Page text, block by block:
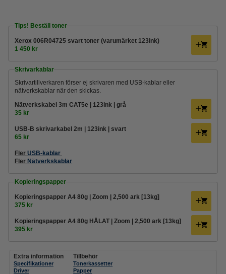
Tips! Beställ toner
Xerox 006R04725 svart toner (varumärket 123ink)
1 450 kr
Skrivarkablar
Skrivartillverkaren förser ej skrivaren med USB-kablar eller
nätverkskablar när den skickas.
Nätverkskabel 3m CAT5e | 123ink | grå
35 kr
USB-B skrivarkabel 2m | 123ink | svart
65 kr
Fler USB-kablar
Fler Nätverkskablar
Kopieringspapper
Kopieringspapper A4 80g | Zoom | 2,500 ark [13kg]
375 kr
Kopieringspapper A4 80g HÅLAT | Zoom | 2,500 ark [13kg]
395 kr
Extra information
Specifikationer
Driver
Tillbehör
Tonerkassetter
Papper